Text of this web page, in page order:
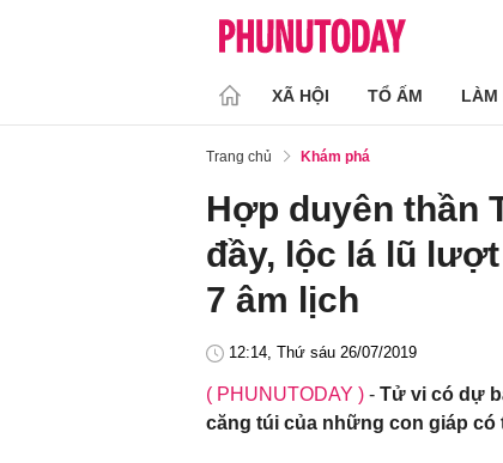
XÃ HỘI TỔ ẤM LÀM
Trang chủ Khám phá
Hợp duyên thần
đầy, lộc lá lũ
7 âm lịch
12:14, Thứ sáu 26/07/2019
( PHUNUTODAY ) - Tử vi có dự
căng túi của những con giáp